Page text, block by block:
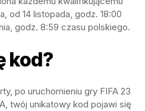
od 14 listopada, godz. 18:00
godz. 8:59 czasu polskiego.
kod?
po uruchomieniu gry FIFA 23
twój unikatowy kod pojawi się